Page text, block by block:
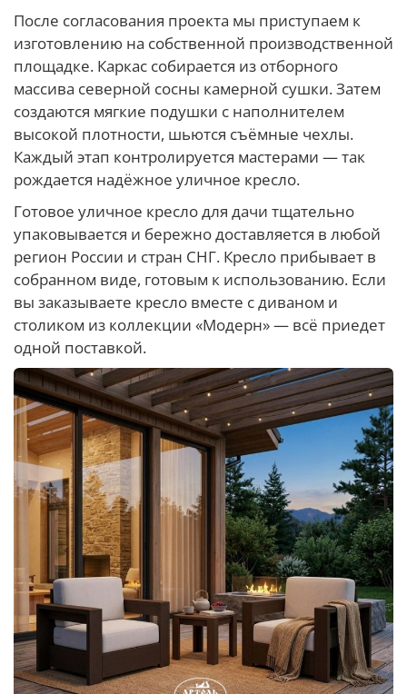
После согласования проекта мы приступаем к
изготовлению на собственной производственной
площадке. Каркас собирается из отборного
массива северной сосны камерной сушки. Затем
создаются мягкие подушки с наполнителем
высокой плотности, шьются съёмные чехлы.
Каждый этап контролируется мастерами — так
рождается надёжное уличное кресло.
Готовое уличное кресло для дачи тщательно
упаковывается и бережно доставляется в любой
регион России и стран СНГ. Кресло прибывает в
собранном виде, готовым к использованию. Если
вы заказываете кресло вместе с диваном и
столиком из коллекции «Модерн» — всё приедет
одной поставкой.